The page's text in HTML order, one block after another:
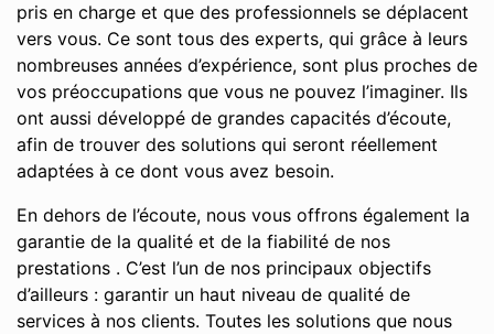
pris en charge et que des professionnels se déplacent
vers vous. Ce sont tous des experts, qui grâce à leurs
nombreuses années d’expérience, sont plus proches de
vos préoccupations que vous ne pouvez l’imaginer. Ils
ont aussi développé de grandes capacités d’écoute,
afin de trouver des solutions qui seront réellement
adaptées à ce dont vous avez besoin.
En dehors de l’écoute, nous vous offrons également la
garantie de la qualité et de la fiabilité de nos
prestations . C’est l’un de nos principaux objectifs
d’ailleurs : garantir un haut niveau de qualité de
services à nos clients. Toutes les solutions que nous